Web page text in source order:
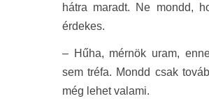
hátra maradt. Ne mondd,
érdekes.
– Hűha, mérnök uram,
sem tréfa. Mondd csak
még lehet valami.